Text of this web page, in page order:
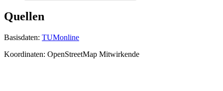
Quellen
Basisdaten: TUMonline
Koordinaten: OpenStreetMap Mitwirkende